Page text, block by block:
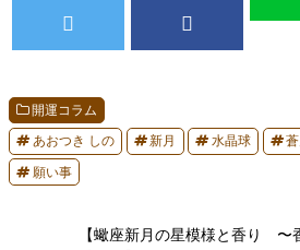
開運コラム
あおつき しの 新月 水晶球
願い事
【蠍座新月の星模様と香り 〜